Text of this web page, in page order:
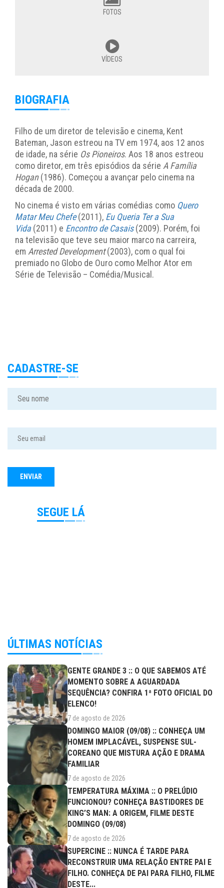
FOTOS
VÍDEOS
BIOGRAFIA
Filho de um diretor de televisão e cinema, Kent
Bateman, Jason estreou na TV em 1974, aos 12 anos
de idade, na série Os Pioneiros. Aos 18 anos estreou
como diretor, em três episódios da série A Família
Hogan(1986). Começou a avançar pelo cinema na
década de 2000.
No cinema é visto em várias comédias como Quero
Matar Meu Chefe (2011), Eu Queria Ter a Sua
Vida (2011) e Encontro de Casais (2009). Porém, foi
na televisão que teve seu maior marco na carreira,
em Arrested Development(2003), com o qual foi
premiado no Globo de Ouro como Melhor Ator em
Série de Televisão – Comédia/Musical.
CADASTRE-SE
SEGUE LÁ
ÚLTIMAS NOTÍCIAS
GENTE GRANDE 3 :: O QUE SABEMOS ATÉ
MOMENTO SOBRE A AGUARDADA
SEQUÊNCIA? CONFIRA 1ª FOTO OFICIAL DO
ELENCO!
7 de agosto de 2026
DOMINGO MAIOR (09/08) :: CONHEÇA UM
HOMEM IMPLACÁVEL, SUSPENSE SUL-
COREANO QUE MISTURA AÇÃO E DRAMA
FAMILIAR
7 de agosto de 2026
TEMPERATURA MÁXIMA :: O PRELÚDIO
FUNCIONOU? CONHEÇA BASTIDORES DE
KING’S MAN: A ORIGEM, FILME DESTE
DOMINGO (09/08)
7 de agosto de 2026
SUPERCINE :: NUNCA É TARDE PARA
RECONSTRUIR UMA RELAÇÃO ENTRE PAI E
FILHO. CONHEÇA DE PAI PARA FILHO, FILME
DESTE...